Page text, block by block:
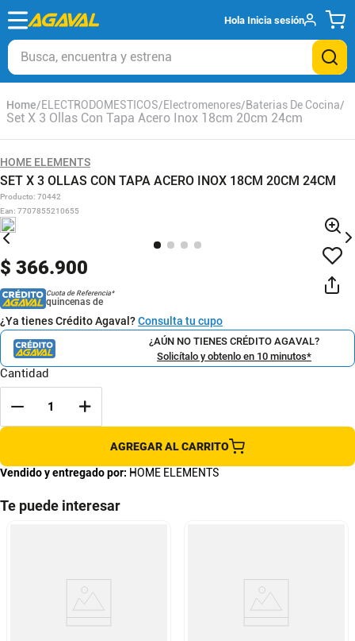
Hola Inicia sesión
Busca, encuentra y estrena
ELECTRODOMESTICOS Electromenores Baterias De Cocina
Set X 3 Ollas Con Tapa Acero Inox 18cm 20cm 24cm
HOME ELEMENTS
SET X 3 OLLAS CON TAPA ACERO INOX 18CM 20CM 24CM
Producto: 70442
Ean: 7707855210655
$ 366.900
Cuota de Referencia*
quincenas de
¿Ya tienes Crédito Agaval?Consulta tu cupo
¿AÚN NO TIENES CRÉDITO AGAVAL?
Solicítalo y obtenlo en 10 minutos*
Cantidad
AGREGAR AL CARRITO
Vendido y entregado por: HOME ELEMENTS
Te puede interesar